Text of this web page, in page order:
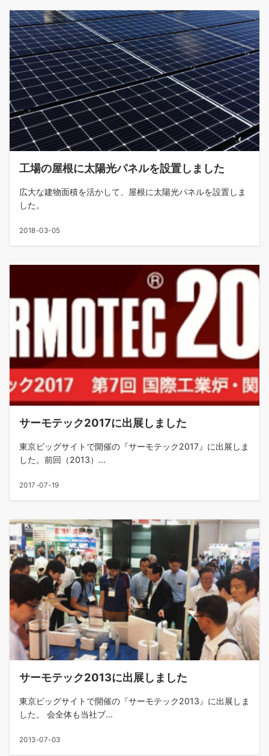
工場の屋根に太陽光パネルを設置しました
広大な建物面積を活かして、屋根に太陽光パネルを設置しま
した。
2018-03-05
サーモテック2017に出展しました
東京ビッグサイトで開催の『サーモテック2017』に出展しま
した。前回（2013）...
2017-07-19
サーモテック2013に出展しました
東京ビッグサイトで開催の『サーモテック2013』に出展しま
した。 会全体も当社ブ...
2013-07-03